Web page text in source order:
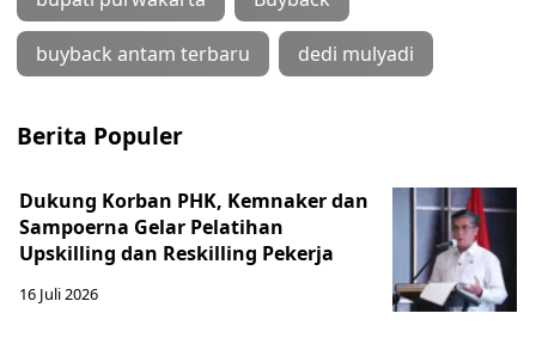
buyback antam terbaru dedi mulyadi
Berita Populer
Dukung Korban PHK, Kemnaker dan
Sampoerna Gelar Pelatihan
Upskilling dan Reskilling Pekerja
16 Juli 2026